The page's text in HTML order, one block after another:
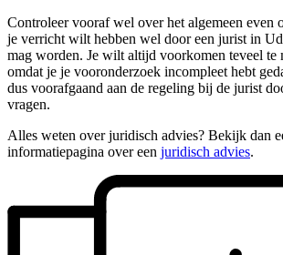
Controleer vooraf wel over het algemeen even
je verricht wilt hebben wel door een jurist in
mag worden. Je wilt altijd voorkomen teveel te
omdat je je vooronderzoek incompleet hebt
dus voorafgaand aan de regeling bij de jurist
vragen.
Alles weten over juridisch advies? Bekijk dan
informatiepagina over een juridisch advies.